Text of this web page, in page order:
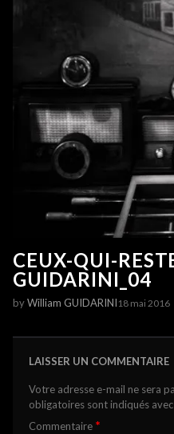
CEUX-QUI-
GUIDARINI_04
byWilliam GUIDARINI 18 mai 2016
LAISSER UN COMMENTAIRE
Votre adresse e-mail ne sera
obligatoires sont indiqués avec
Commentaire *